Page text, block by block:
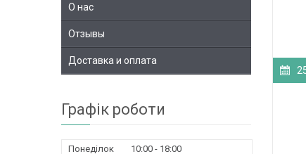
О нас
Отзывы
Доставка и оплата
Графік роботи
Понеділок 10:00
18:00